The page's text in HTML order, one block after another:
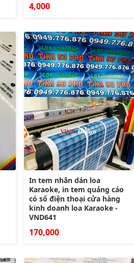
4,000
In tem nhãn dán loa
Karaoke, in tem quảng cáo
có số điện thoại cửa hàng
kinh doanh loa Karaoke -
VND641
170,000